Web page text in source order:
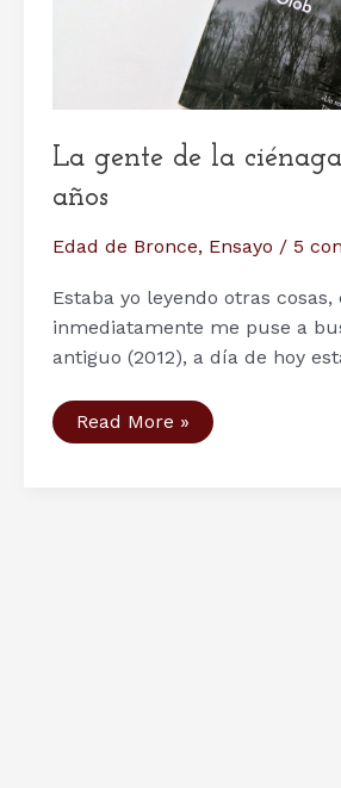
La gente de la
años
Edad de Bronce, Ensayo / 5
Estaba yo leyendo otras
inmediatamente me puse a
antiguo (2012), a día de hoy
La
gente
Read More »